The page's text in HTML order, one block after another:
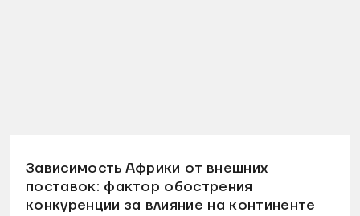
Зависимость Африки от внешних
поставок: фактор обострения
конкуренции за влияние на континенте